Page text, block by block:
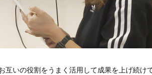
いの役割をうまく活用して成果を上げ続け